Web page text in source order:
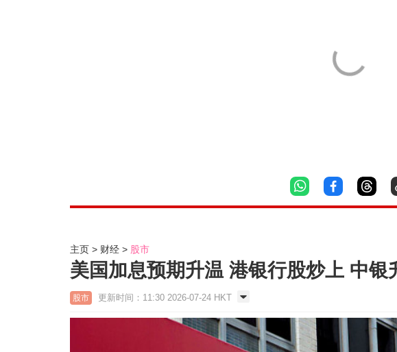
主页 财经 股市
美国加息预期升温 港银行股炒上 中银
股市 更新时间：11:30 2026-07-24 HKT